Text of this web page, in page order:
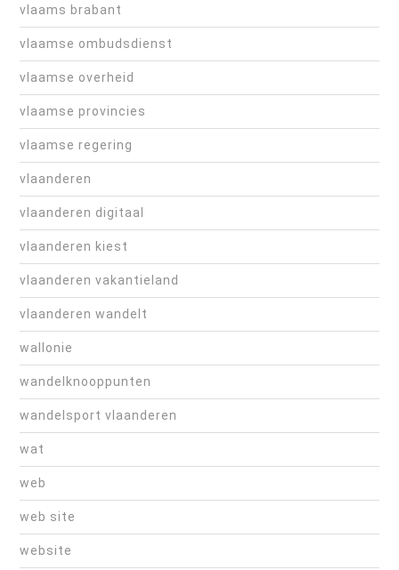
vlaams brabant
vlaamse ombudsdienst
vlaamse overheid
vlaamse provincies
vlaamse regering
vlaanderen
vlaanderen digitaal
vlaanderen kiest
vlaanderen vakantieland
vlaanderen wandelt
wallonie
wandelknooppunten
wandelsport vlaanderen
wat
web
web site
website